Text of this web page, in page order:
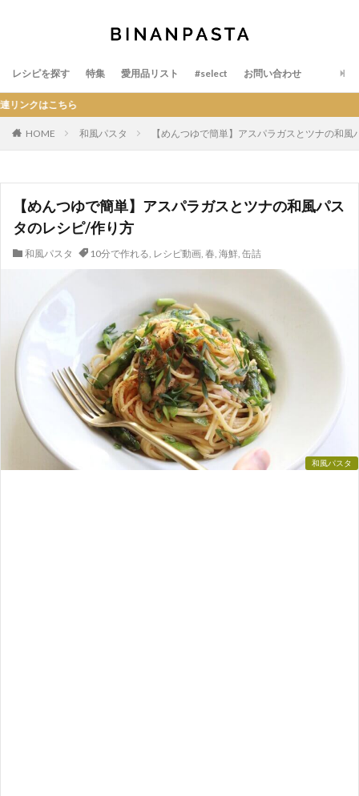
レシピを探す 特集 愛用品リスト #select お問い合わせ
HOME 和風パスタ 【めんつゆで簡単】アスパラガスとツナの和
【めんつゆで簡単】アスパラガスとツナの和風パス
タのレシピ/作り方
和風パスタ 10分で作れる, レシピ動画, 春, 海鮮, 缶詰
和風パスタ